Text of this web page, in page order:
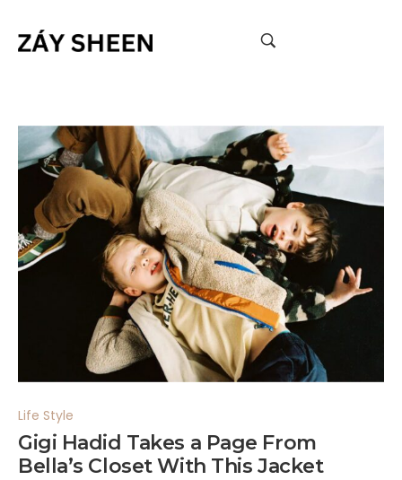
Life Style
Gigi Hadid Takes a Page From
Bella’s Closet With This Jacket